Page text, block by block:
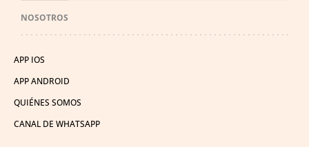
NOSOTROS
APP IOS
APP ANDROID
QUIÉNES SOMOS
CANAL DE WHATSAPP